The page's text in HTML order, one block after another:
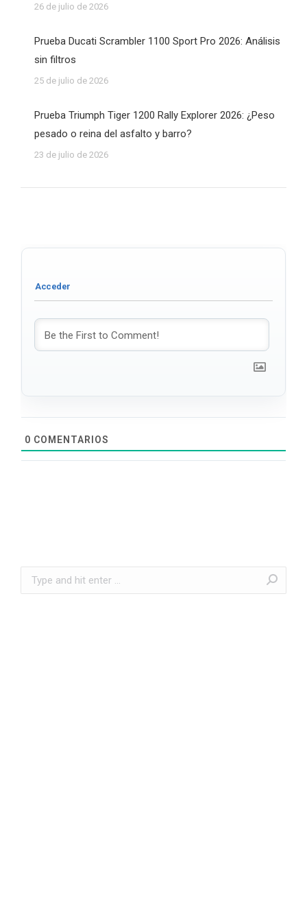
26 de julio de 2026
Prueba Ducati Scrambler 1100 Sport Pro 2026: Análisis
sin filtros
25 de julio de 2026
Prueba Triumph Tiger 1200 Rally Explorer 2026: ¿Peso
pesado o reina del asfalto y barro?
23 de julio de 2026
0 COMENTARIOS
Search: